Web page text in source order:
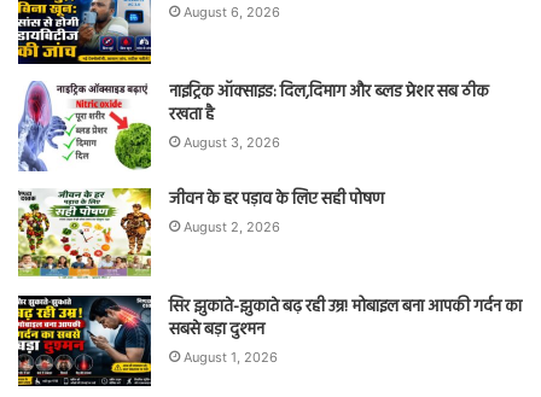
August 6, 2026
नाइट्रिक ऑक्साइड: दिल,दिमाग और ब्लड प्रेशर सब ठीक
रखता है
August 3, 2026
जीवन के हर पड़ाव के लिए सही पोषण
August 2, 2026
सिर झुकाते-झुकाते बढ़ रही उम्र! मोबाइल बना आपकी गर्दन का
सबसे बड़ा दुश्मन
August 1, 2026